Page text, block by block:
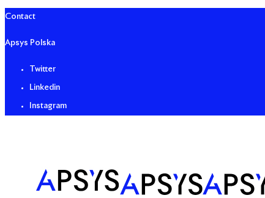
Contact
Apsys Polska
Twitter
Linkedin
Instagram